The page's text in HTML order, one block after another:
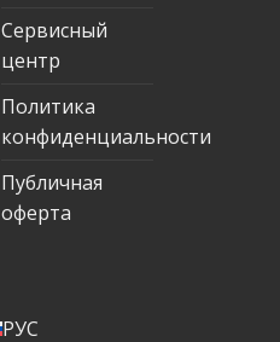
Сервисный
центр
Политика
конфиденциальности
Публичная
оферта
РУС